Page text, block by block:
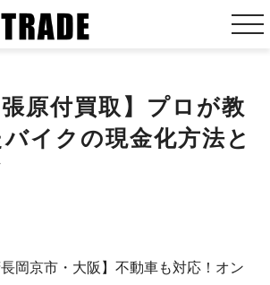
張原付買取】プロが教
イクの現金化方法と
長岡京市・大阪】不動車も対応！オン